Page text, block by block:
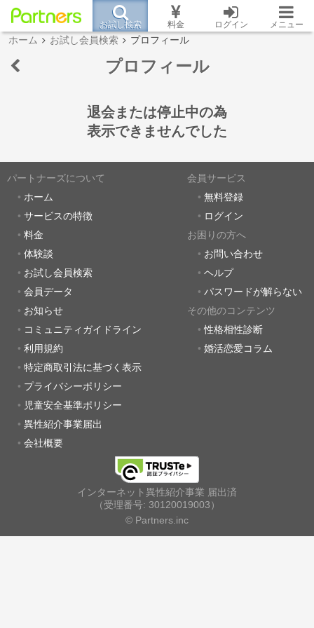
お試し検索 料金 ログイン メニュー
ホーム お試し会員検索 プロフィール
プロフィール
退会または停止中の為
表示できませんでした
パートナーズについて
ホーム
サービスの特徴
料金
体験談
お試し会員検索
会員データ
お知らせ
コミュニティガイドライン
利用規約
特定商取引法に基づく表示
プライバシーポリシー
児童安全基準ポリシー
異性紹介事業届出
会社概要
会員サービス
無料登録
ログイン
お困りの方へ
お問い合わせ
ヘルプ
パスワードが解らない
その他のコンテンツ
性格相性診断
婚活恋愛コラム
インターネット異性紹介事業 届出済
（受理番号: 30120019003）
© Partners.inc